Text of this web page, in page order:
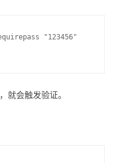
"123456"
就会触发验证。